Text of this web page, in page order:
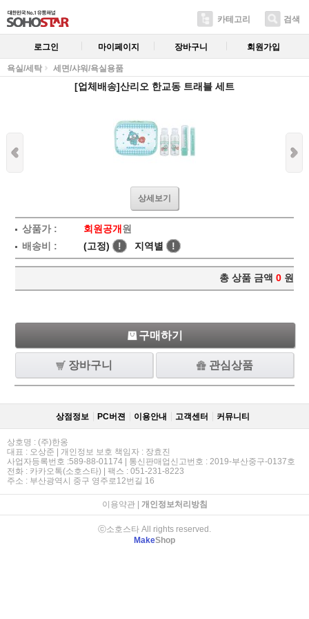
카테고리 검색
로그인 마이페이지 장바구니 회원가입
욕실/세탁 세면/샤워/욕실용품
[업체배송]산리오 한교동 트래블 세트
상세보기
상품가 : 회원공개 원
배송비 :
(고정) ! 지역별 !
총 상품 금액 0 원
구매하기
장바구니 관심상품
상점정보 PC버젼 이용안내 고객센터 커뮤니티
상호명 : (주)한옹
대표 : 오상준 | 개인정보 보호 책임자 : 장효진
사업자등록번호 :589-88-01174 | 통신판매업신고번호 : 2019-부산중구-0137호
전화 : 카카오톡(소호스타) | 팩스 : 051-231-8223
주소 : 부산광역시 중구 영주로12번길 16
이용약관| 개인정보처리방침
ⓒ소호스타 All rights reserved.
MakeShop